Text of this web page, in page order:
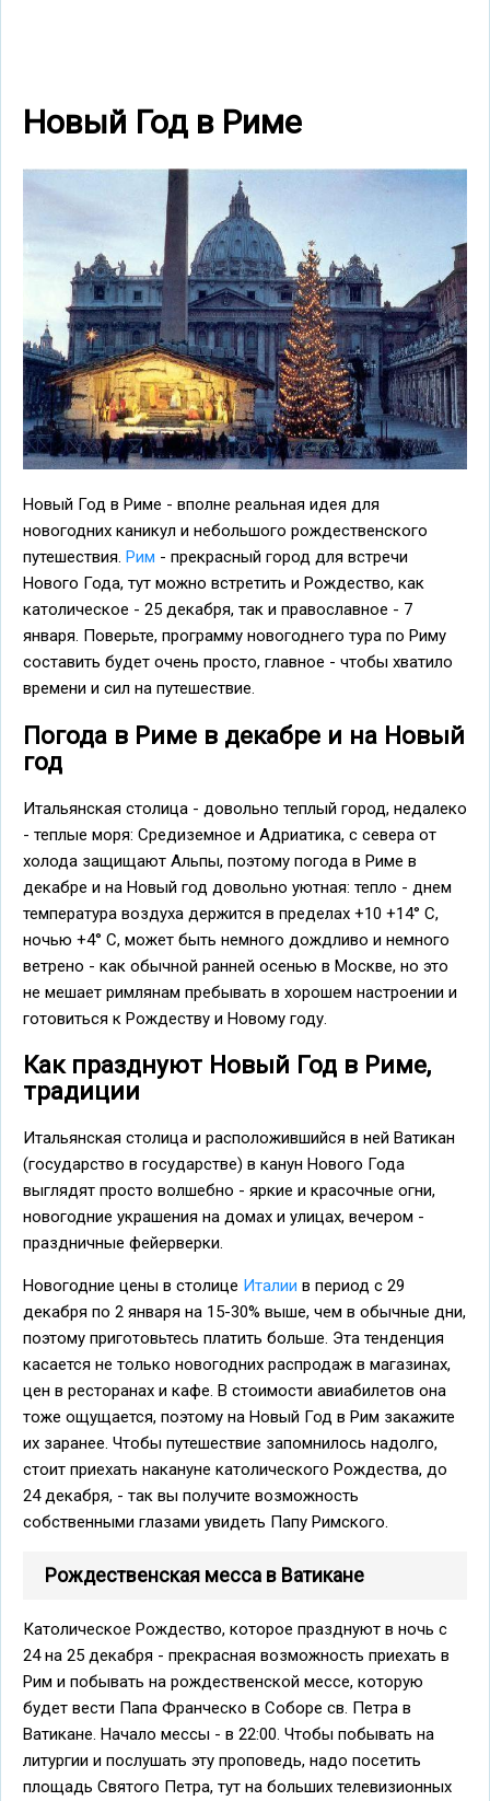
Новый Год в Риме
Новый Год в Риме - вполне реальная идея для
новогодних каникул и небольшого рождественского
путешествия. Рим - прекрасный город для встречи
Нового Года, тут можно встретить и Рождество, как
католическое - 25 декабря, так и православное - 7
января. Поверьте, программу новогоднего тура по Риму
составить будет очень просто, главное - чтобы хватило
времени и сил на путешествие.
Погода в Риме в декабре и на Новый
год
Итальянская столица - довольно теплый город, недалеко
- теплые моря: Средиземное и Адриатика, с севера от
холода защищают Альпы, поэтому погода в Риме в
декабре и на Новый год довольно уютная: тепло - днем
температура воздуха держится в пределах +10 +14° С,
ночью +4° С, может быть немного дождливо и немного
ветрено - как обычной ранней осенью в Москве, но это
не мешает римлянам пребывать в хорошем настроении и
готовиться к Рождеству и Новому году.
Как празднуют Новый Год в Риме,
традиции
Итальянская столица и расположившийся в ней Ватикан
(государство в государстве) в канун Нового Года
выглядят просто волшебно - яркие и красочные огни,
новогодние украшения на домах и улицах, вечером -
праздничные фейерверки.
Новогодние цены в столице Италии в период с 29
декабря по 2 января на 15-30% выше, чем в обычные дни,
поэтому приготовьтесь платить больше. Эта тенденция
касается не только новогодних распродаж в магазинах,
цен в ресторанах и кафе. В стоимости авиабилетов она
тоже ощущается, поэтому на Новый Год в Рим закажите
их заранее. Чтобы путешествие запомнилось надолго,
стоит приехать накануне католического Рождества, до
24 декабря, - так вы получите возможность
собственными глазами увидеть Папу Римского.
Рождественская месса в Ватикане
Католическое Рождество, которое празднуют в ночь с
24 на 25 декабря - прекрасная возможность приехать в
Рим и побывать на рождественской мессе, которую
будет вести Папа Франческо в Соборе св. Петра в
Ватикане. Начало мессы - в 22:00. Чтобы побывать на
литургии и послушать эту проповедь, надо посетить
площадь Святого Петра, тут на больших телевизионных